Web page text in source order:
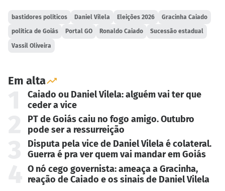
bastidores políticos Daniel Vilela Eleições 2026 Gracinha Caiado
política de Goiás Portal GO Ronaldo Caiado Sucessão estadual
Vassil Oliveira
Em alta
Caiado ou Daniel Vilela: alguém vai ter que
ceder a vice
PT de Goiás caiu no fogo amigo. Outubro
pode ser a ressurreição
Disputa pela vice de Daniel Vilela é colateral.
Guerra é pra ver quem vai mandar em Goiás
O nó cego governista: ameaça a Gracinha,
reação de Caiado e os sinais de Daniel Vilela